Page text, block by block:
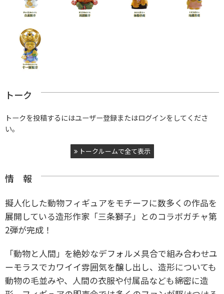
トーク
トークを投稿するにはユーザー登録またはログインをしてくださ
い。
トークルームで全て表示
情 報
擬人化した動物フィギュアをモチーフに数多くの作品を
展開している造形作家「三条獅子」とのコラボガチャ第
2弾が完成！
「動物と人間」を絶妙なデフォルメ具合で組み合わせユ
ーモラスでカワイイ雰囲気を醸し出し、造形についても
動物の毛並みや、人間の衣服や付属品なども綿密に造